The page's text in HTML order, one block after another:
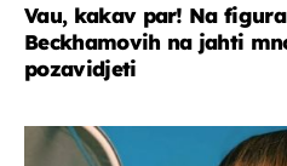
Vau, kakav par! Na
Beckhamovih na jahti
pozavidjeti